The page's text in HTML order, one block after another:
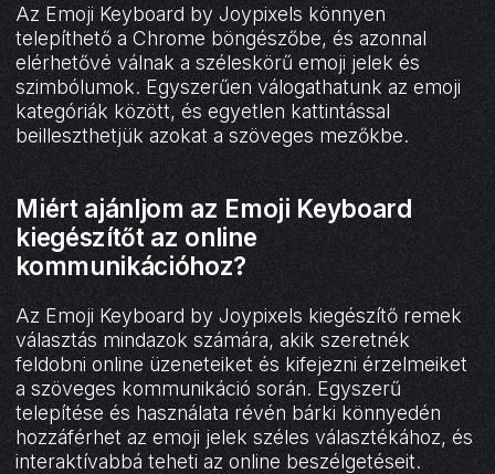
Az Emoji Keyboard by Joypixels könnyen
telepíthető a Chrome böngészőbe, és azonnal
elérhetővé válnak a széleskörű emoji jelek és
szimbólumok. Egyszerűen válogathatunk az emoji
kategóriák között, és egyetlen kattintással
beilleszthetjük azokat a szöveges mezőkbe.
Miért ajánljom az Emoji Keyboard
kiegészítőt az online
kommunikációhoz?
Az Emoji Keyboard by Joypixels kiegészítő remek
választás mindazok számára, akik szeretnék
feldobni online üzeneteiket és kifejezni érzelmeiket
a szöveges kommunikáció során. Egyszerű
telepítése és használata révén bárki könnyedén
hozzáférhet az emoji jelek széles választékához, és
interaktívabbá teheti az online beszélgetéseit.